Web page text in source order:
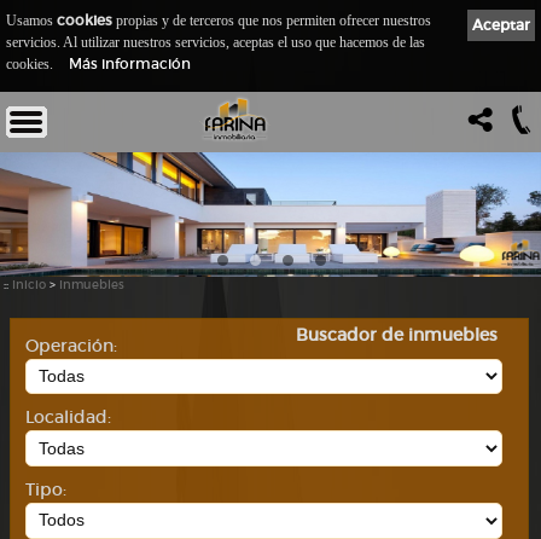
:: Inicio > Inmuebles
Buscador de inmuebles
Operación:
Localidad:
Tipo:
Aceptar
Usamos cookies propias y de terceros que nos permiten ofrecer nuestros
servicios. Al utilizar nuestros servicios, aceptas el uso que hacemos de las
cookies.
Más información